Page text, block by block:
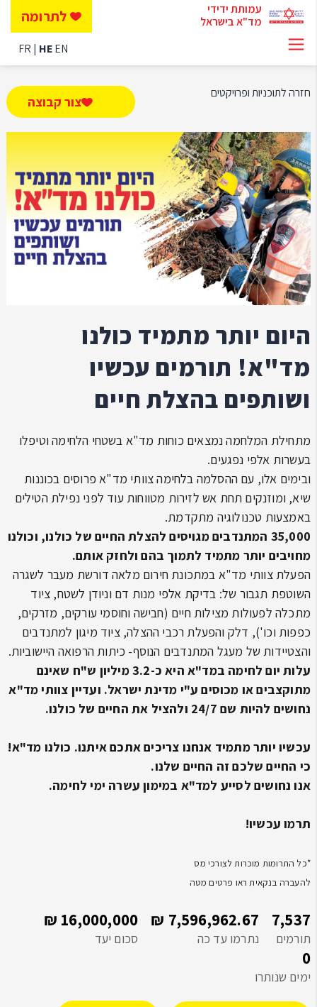
עמותת ידידי
מד"א בישראל
לתרומה
FR HEEN
צור קבוצה
חזרה לתוכניות ופרויקטים
היום יותר מתמיד כולנו
מד"א! תורמים עכשיו
ושותפים בהצלת חיים
מתחילת המלחמה נמצאים כוחות מד"א בשטחי הלחימה וטיפלו
בעשרות אלפי נפגעים.
ובימים אלו, עם ההסלמה בלחימה צוותי מד"א פרוסים בכוננות
שיא, ומוזנקים תחת אש לזירות מטווחות עוד לפני נפילת הטילים
באמצעות טכנולוגיה מתקדמת.
35,000 המתנדבים מגויסים להצלת החיים של כולנו, וכולנו
מחויבים יותר מתמיד לתמוך בהם ולחזק אותם.
הפעלת צוותי מד"א במתכונת חירום מלאה דורשת מעבר לשגרה
השוטפת תגבור של: בדיקת אלפי מנות דם וניודן לשטח, ציוד
מתכלה לפעולות מצילות חיים (חבישה וחוסמי עורקים, מזרקים,
כפפות וכו'), דלק והפעלת רכבי ההצלה, ציוד מיגון למתנדבים
והצטיידות של מעגל המתנדבים הנוסף- כיתות הרפואה היישוביות.
עלות יום לחימה במד"א היא כ-3.2 מיליון ש"ח שאינם
מתוקצבים או מכוסים ע"י מדינת ישראל. ועדיין צוותי מד"א
נחושים להיות שם 24/7 ולהציל את החיים של כולנו.
עכשיו יותר מתמיד אנחנו צריכים אתכם איתנו. כולנו מד"א!
כי החיים שלכם זה החיים שלנו.
אנו נחושים לסייע למד"א במימון עשרה ימי לחימה.
תרמו עכשיו!
*כל התרומות מוכרות לצורכי מס
להעברה בנקאית ראו פרטים מטה
7,537
תורמים
7,596,962.67 ₪
נתרמו עד כה
16,000,000 ₪
סכום יעד
0
ימים שנותרו